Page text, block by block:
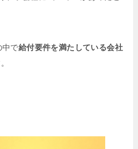
中で給付要件を満たしている会社